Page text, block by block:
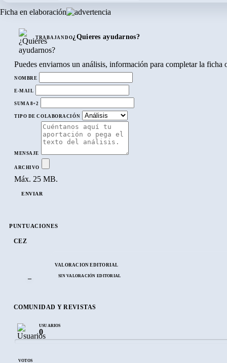
Ficha en elaboración
TRABAJANDO¿Quieres ayudarnos?
Puedes enviarnos un análisis, información para completar la
NOMBRE
E-MAIL
SUMA 8+2
TIPO DE COLABORACIÓN
MENSAJE
ARCHIVO
Máx. 25 MB.
ENVIAR
PUNTUACIONES
CEZ
–
VALORACIÓN EDITORIAL
SIN VALORACIÓN EDITORIAL
COMUNIDAD Y REVISTAS
USUARIOS
0
VOTOS